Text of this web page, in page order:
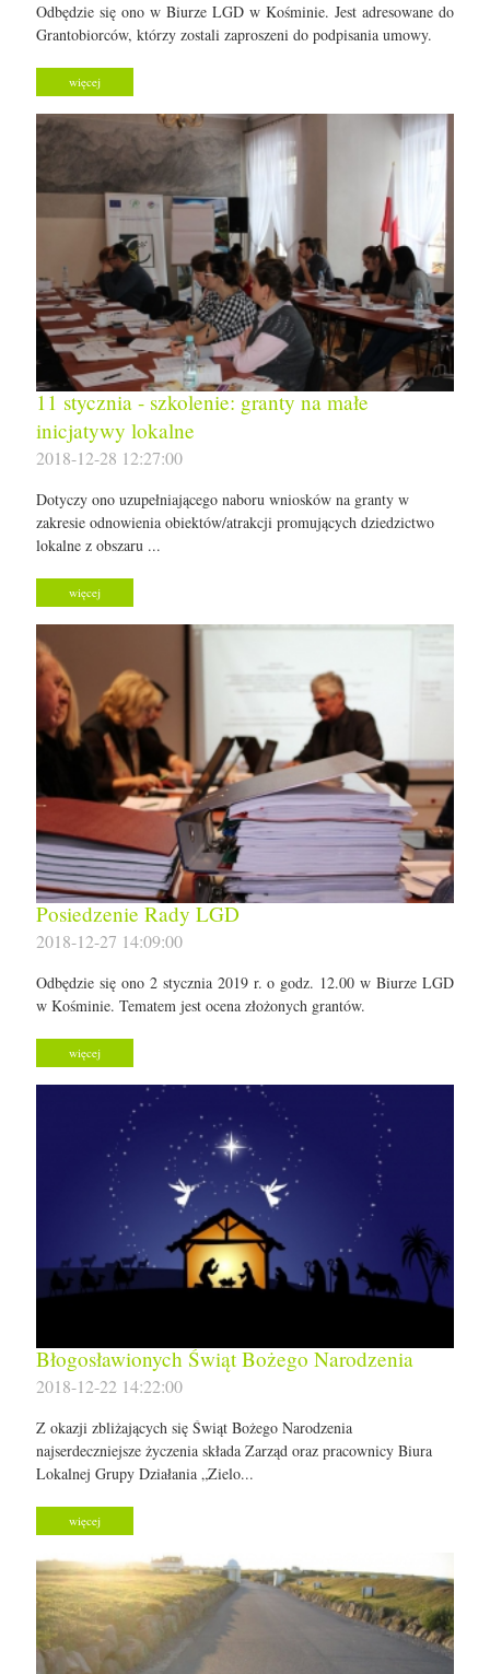
Odbędzie się ono w Biurze LGD w Kośminie. Jest adresowane do
Grantobiorców, którzy zostali zaproszeni do podpisania umowy.
więcej
11 stycznia - szkolenie: granty na małe
inicjatywy lokalne
2018-12-28 12:27:00
Dotyczy ono uzupełniającego naboru wniosków na granty w
zakresie odnowienia obiektów/atrakcji promujących dziedzictwo
lokalne z obszaru ...
więcej
Posiedzenie Rady LGD
2018-12-27 14:09:00
Odbędzie się ono 2 stycznia 2019 r. o godz. 12.00 w Biurze LGD
w Kośminie. Tematem jest ocena złożonych grantów.
więcej
Błogosławionych Świąt Bożego Narodzenia
2018-12-22 14:22:00
Z okazji zbliżających się Świąt Bożego Narodzenia
najserdeczniejsze życzenia składa Zarząd oraz pracownicy Biura
Lokalnej Grupy Działania „Zielo...
więcej